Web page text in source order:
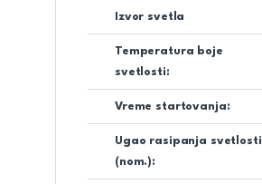
Izvor svetla
Temperatura boje
svetlosti:
Vreme startovanja:
Ugao rasipanja svetlosti
(nom.):